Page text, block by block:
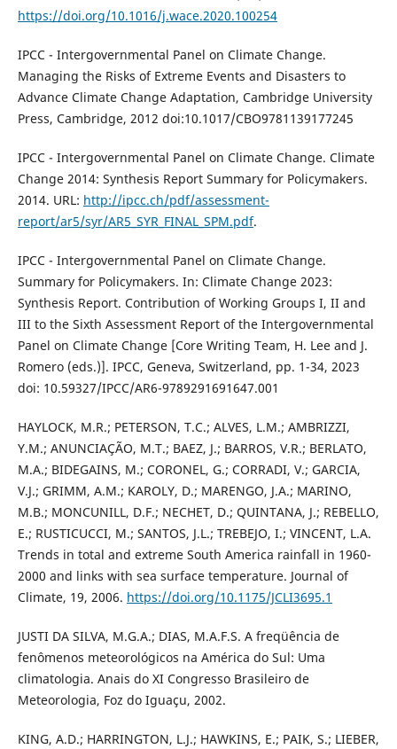
https://doi.org/10.1016/j.wace.2020.100254
IPCC - Intergovernmental Panel on Climate Change.
Managing the Risks of Extreme Events and Disasters to
Advance Climate Change Adaptation, Cambridge University
Press, Cambridge, 2012 doi:10.1017/CBO9781139177245
IPCC - Intergovernmental Panel on Climate Change. Climate
Change 2014: Synthesis Report Summary for Policymakers.
2014. URL: http://ipcc.ch/pdf/assessment-
report/ar5/syr/AR5_SYR_FINAL_SPM.pdf.
IPCC - Intergovernmental Panel on Climate Change.
Summary for Policymakers. In: Climate Change 2023:
Synthesis Report. Contribution of Working Groups I, II and
III to the Sixth Assessment Report of the Intergovernmental
Panel on Climate Change [Core Writing Team, H. Lee and J.
Romero (eds.)]. IPCC, Geneva, Switzerland, pp. 1-34, 2023
doi: 10.59327/IPCC/AR6-9789291691647.001
HAYLOCK, M.R.; PETERSON, T.C.; ALVES, L.M.; AMBRIZZI,
Y.M.; ANUNCIAÇÃO, M.T.; BAEZ, J.; BARROS, V.R.; BERLATO,
M.A.; BIDEGAINS, M.; CORONEL, G.; CORRADI, V.; GARCIA,
V.J.; GRIMM, A.M.; KAROLY, D.; MARENGO, J.A.; MARINO,
M.B.; MONCUNILL, D.F.; NECHET, D.; QUINTANA, J.; REBELLO,
E.; RUSTICUCCI, M.; SANTOS, J.L.; TREBEJO, I.; VINCENT, L.A.
Trends in total and extreme South America rainfall in 1960-
2000 and links with sea surface temperature. Journal of
Climate, 19, 2006. https://doi.org/10.1175/JCLI3695.1
JUSTI DA SILVA, M.G.A.; DIAS, M.A.F.S. A freqüência de
fenômenos meteorológicos na América do Sul: Uma
climatologia. Anais do XI Congresso Brasileiro de
Meteorologia, Foz do Iguaçu, 2002.
KING, A.D.; HARRINGTON, L.J.; HAWKINS, E.; PAIK, S.; LIEBER,